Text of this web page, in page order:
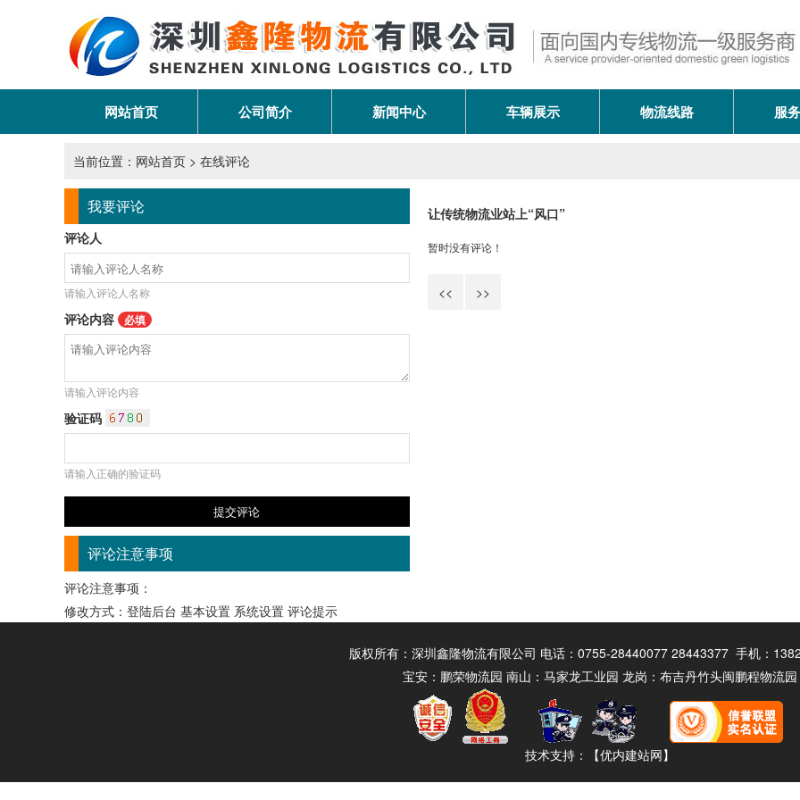
网站首页 公司简介 新闻中心 车辆展示 物流线路 服
当前位置： 网站首页 > 在线评论
我要评论
评论人
请输入评论人名称
评论内容 必填
请输入评论内容
验证码
请输入正确的验证码
评论注意事项
评论注意事项：
修改方式：登陆后台 基本设置 系统设置 评论提示
让传统物流业站上“风口”
暂时没有评论！
<< >>
版权所有：深圳鑫隆物流有限公司 电话：0755-28440077 28443377 手机：
宝安：鹏荣物流园 南山：马家龙工业园 龙岗：布吉丹竹头闽鹏程物流园
技术支持： 【优内建站网】